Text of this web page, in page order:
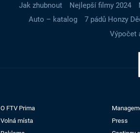
Jak zhubnout Nejlepší filmy 2024
Auto – katalog
7 pádů Honzy
Výpočet
O FTV Prima
Volná místa
Press